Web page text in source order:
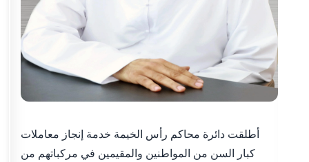
أطلقت دائرة محاكم رأس الخيمة خدمة إنجاز معاملات
كبار السن من المواطنين والمقيمين في مركباتهم من